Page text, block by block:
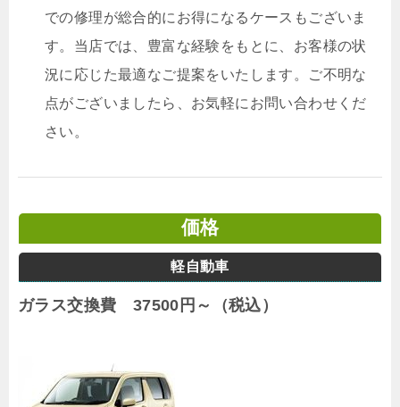
での修理が総合的にお得になるケースもございま
す。当店では、豊富な経験をもとに、お客様の状
況に応じた最適なご提案をいたします。ご不明な
点がございましたら、お気軽にお問い合わせくだ
さい。
価格
軽自動車
ガラス交換費 37500円～（税込）